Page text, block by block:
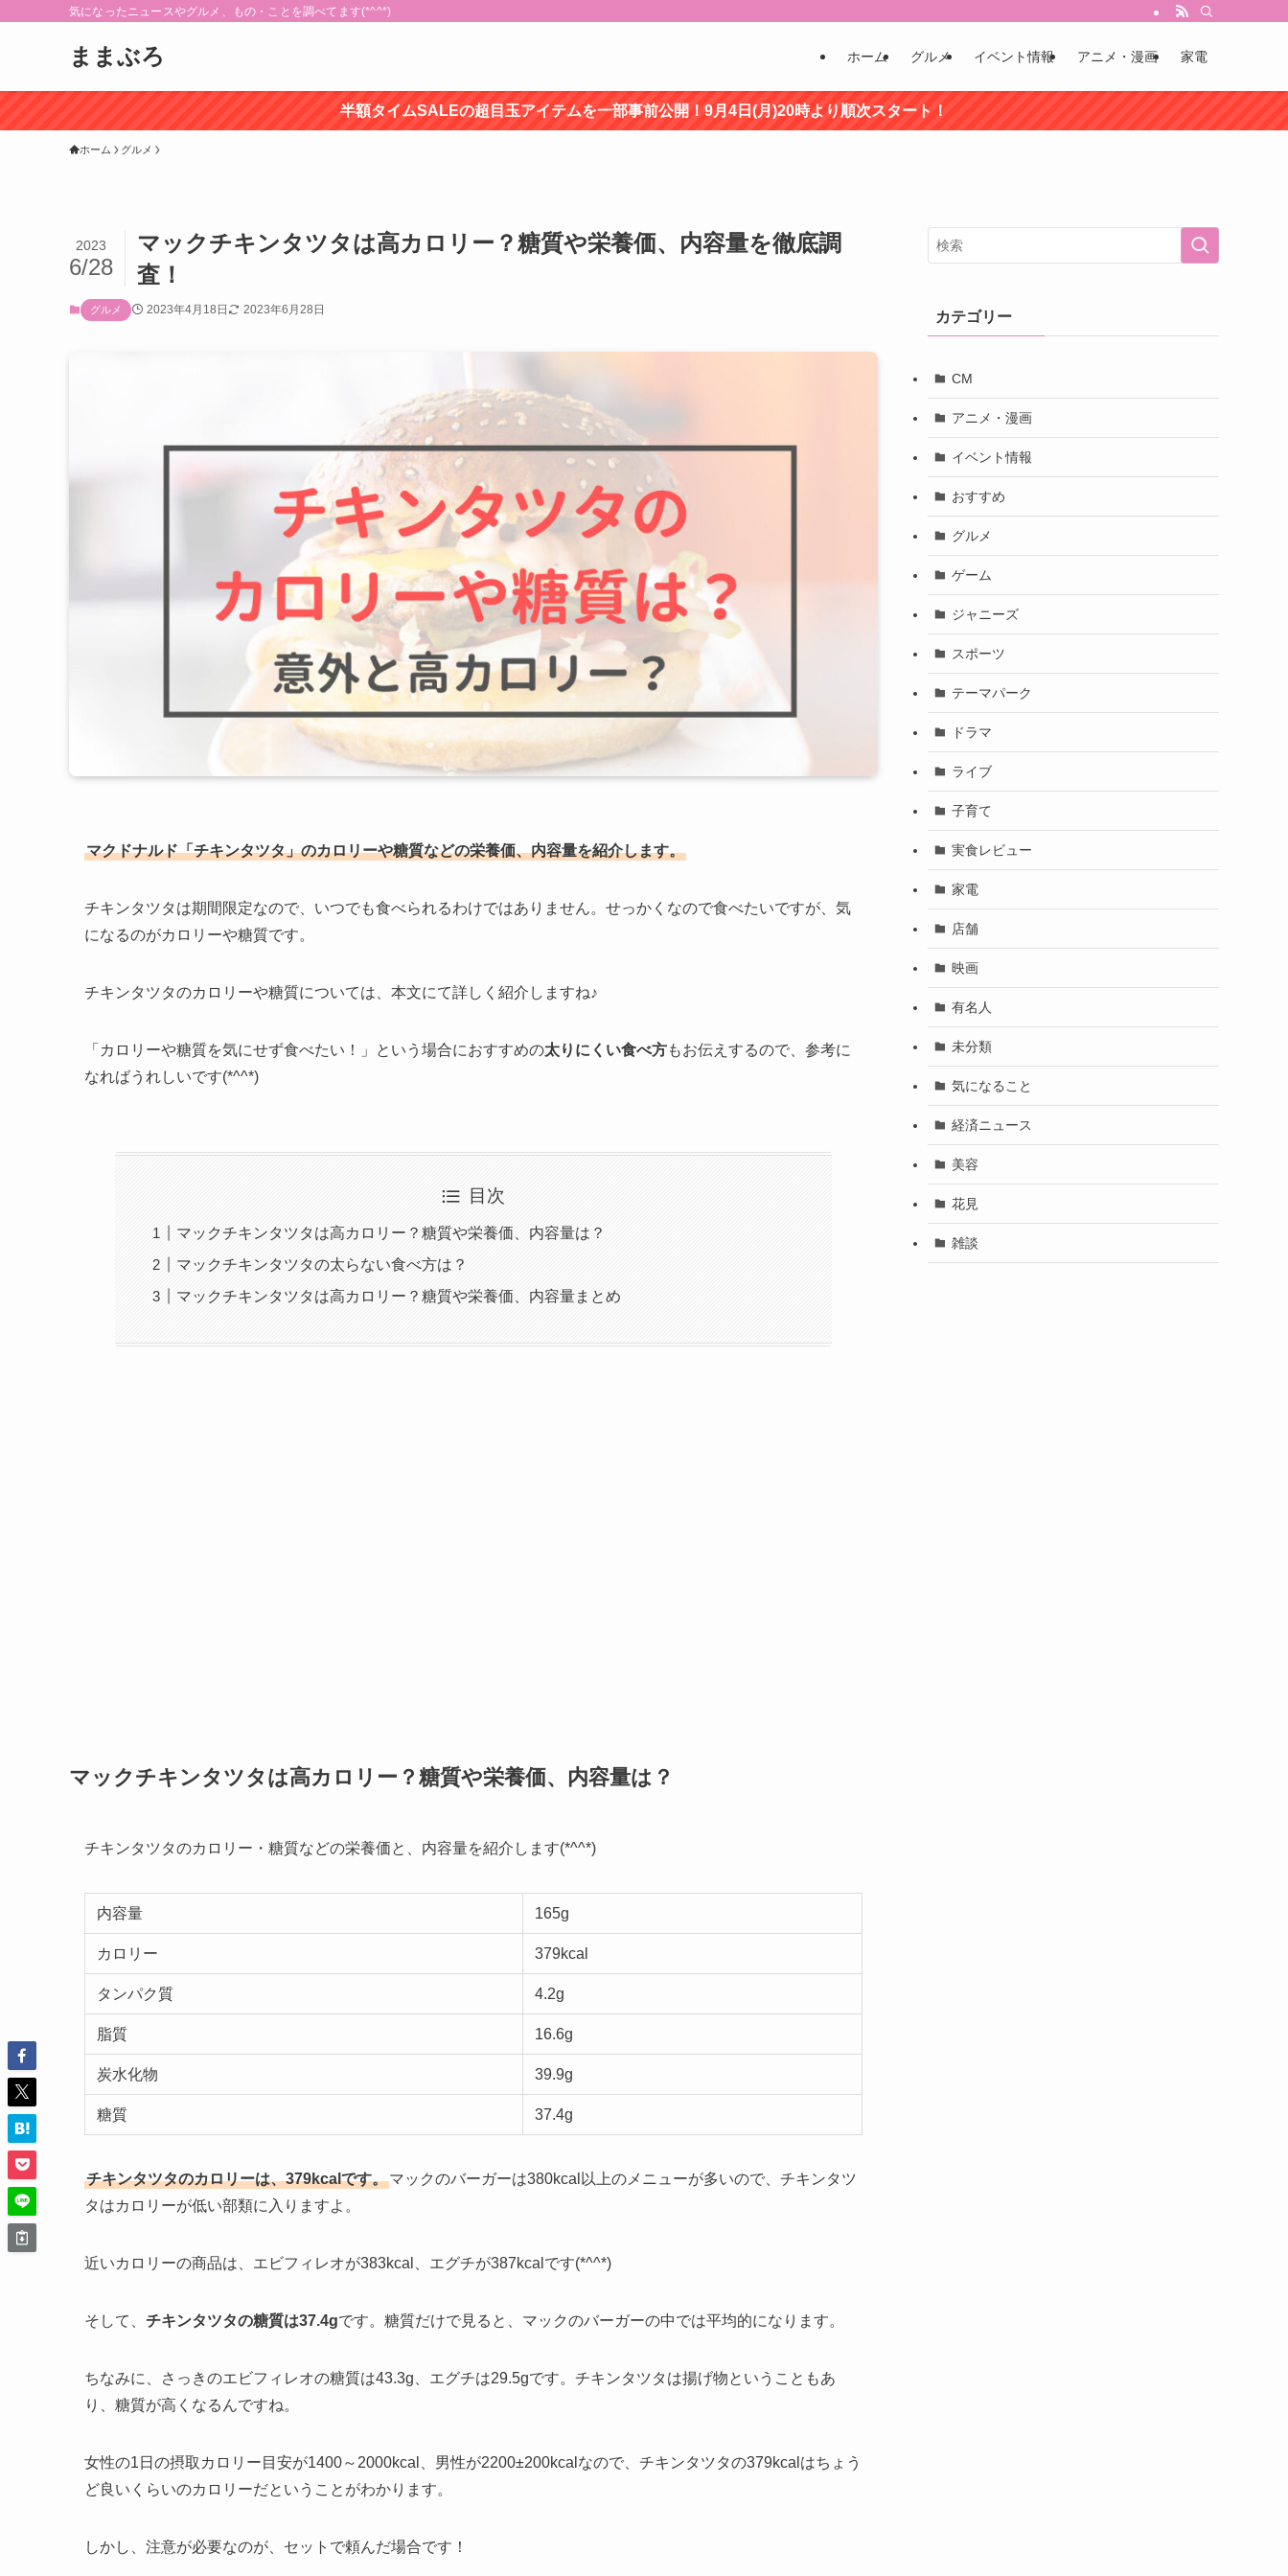
気になったニュースやグルメ、もの・ことを調べてます(*^^*)
ままぶろ ホーム グルメ イベント情報 アニメ・漫画 家電
半額タイムSALEの超目玉アイテムを一部事前公開！9月4日(月)20時より順次スタート！
ホーム グルメ
マックチキンタツタは高カロリー？糖質や栄養価、内容量を徹底調
査！
2023
6/28
グルメ 2023年4月18日 2023年6月28日
マクドナルド「チキンタツタ」のカロリーや糖質などの栄養価、内容量を紹介します。
チキンタツタは期間限定なので、いつでも食べられるわけではありません。せっかくなので食べたいですが、気
になるのがカロリーや糖質です。
チキンタツタのカロリーや糖質については、本文にて詳しく紹介しますね♪
「カロリーや糖質を気にせず食べたい！」という場合におすすめの太りにくい食べ方もお伝えするので、参考に
なればうれしいです(*^^*)
目次
マックチキンタツタは高カロリー？糖質や栄養価、内容量は？
マックチキンタツタの太らない食べ方は？
マックチキンタツタは高カロリー？糖質や栄養価、内容量まとめ
マックチキンタツタは高カロリー？糖質や栄養価、内容量は？
チキンタツタのカロリー・糖質などの栄養価と、内容量を紹介します(*^^*)
内容量 165g
カロリー 379kcal
タンパク質 4.2g
脂質 16.6g
炭水化物 39.9g
糖質 37.4g
チキンタツタのカロリーは、379kcalです。マックのバーガーは380kcal以上のメニューが多いので、チキンタツ
タはカロリーが低い部類に入りますよ。
近いカロリーの商品は、エビフィレオが383kcal、エグチが387kcalです(*^^*)
そして、 チキンタツタの糖質は37.4gです。糖質だけで見ると、マックのバーガーの中では平均的になります。
ちなみに、さっきのエビフィレオの糖質は43.3g、エグチは29.5gです。チキンタツタは揚げ物ということもあ
り、糖質が高くなるんですね。
女性の1日の摂取カロリー目安が1400～2000kcal、男性が2200±200kcalなので、チキンタツタの379kcalはちょう
ど良いくらいのカロリーだということがわかります。
しかし、注意が必要なのが、セットで頼んだ場合です！
カテゴリー
CM
アニメ・漫画
イベント情報
おすすめ
グルメ
ゲーム
ジャニーズ
スポーツ
テーマパーク
ドラマ
ライブ
子育て
実食レビュー
家電
店舗
映画
有名人
未分類
気になること
経済ニュース
美容
花見
雑談